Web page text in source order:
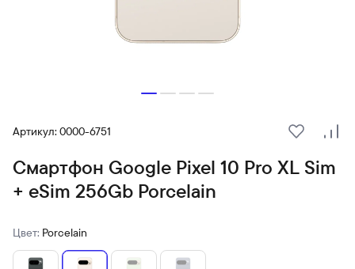
Артикул: 0000-6751
В
Смартфон Google Pixel 10 Pro XL Sim
+ eSim 256Gb Porcelain
Цвет: Porcelain